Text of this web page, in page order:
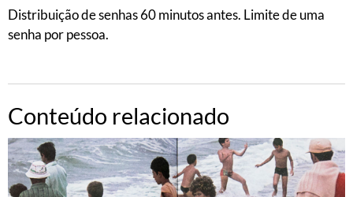
Distribuição de senhas 60 minutos antes. Limite de uma
senha por pessoa.
Conteúdo relacionado